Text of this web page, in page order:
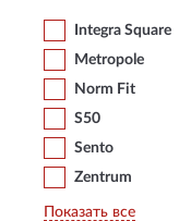
Integra Square
Metropole
Norm Fit
S50
Sento
Zentrum
Показать все